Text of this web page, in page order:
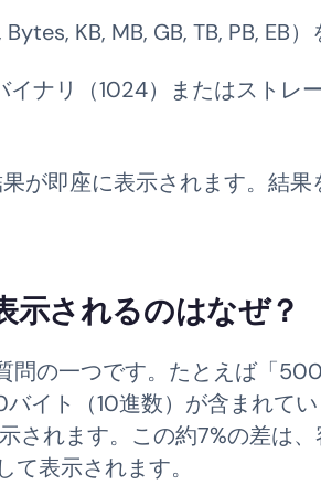
KB, MB, GB, TB, PB, EB）
ナリ（1024）またはストレ
が即座に表示されます。結果
示されるのはなぜ？
問の一つです。たとえば「
ト（10進数）が含まれてい
されます。この約7%の差は
て表示されます。